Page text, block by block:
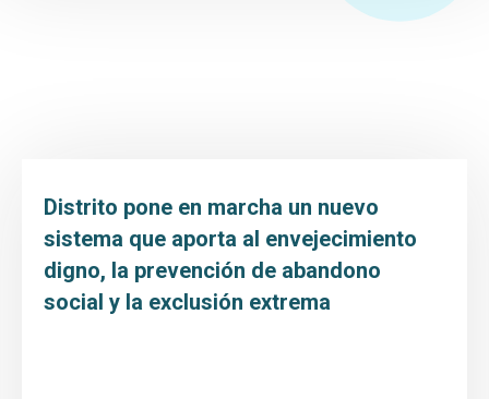
Entidad
Prensa
Educación al paciente
Distrito pone en marcha un nuevo
sistema que aporta al envejecimiento
digno, la prevención de abandono
social y la exclusión extrema